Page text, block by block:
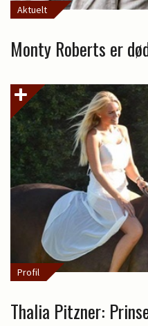
Aktuelt
Monty Roberts er
Profil
Thalia Pitzner: